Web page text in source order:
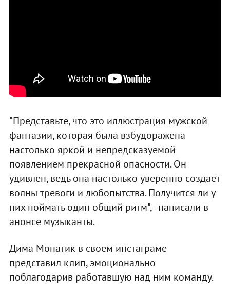
"Представьте, что это иллюстрация мужской
фантазии, которая была взбудоражена
настолько яркой и непредсказуемой
появлением прекрасной опасности. Он
удивлен, ведь она настолько уверенно создает
волны тревоги и любопытства. Получится ли у
них поймать один общий ритм", - написали в
анонсе музыканты.
Дима Монатик в своем инстаграме
представил клип, эмоционально
поблагодарив работавшую над ним команду.